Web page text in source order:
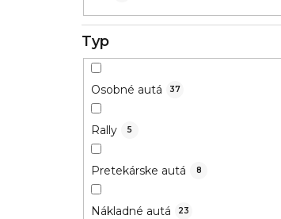
Typ
Osobné autá 37
Rally 5
Pretekárske autá 8
Nákladné autá 23